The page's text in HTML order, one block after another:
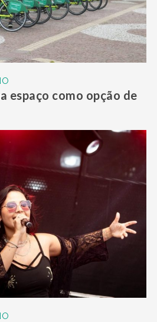
espaço como opção de